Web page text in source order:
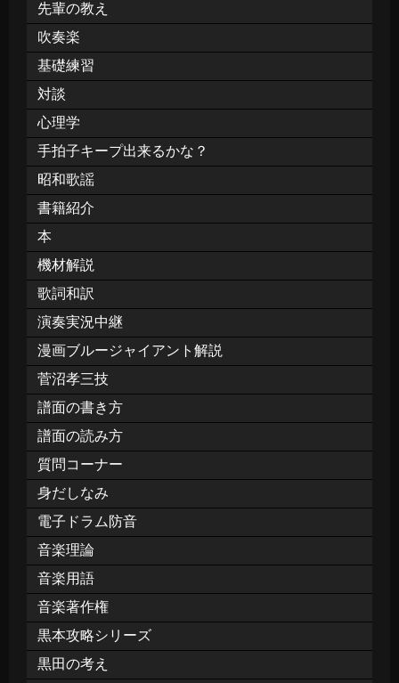
先輩の教え
吹奏楽
基礎練習
対談
心理学
手拍子キープ出来るかな？
昭和歌謡
書籍紹介
本
機材解説
歌詞和訳
演奏実況中継
漫画ブルージャイアント解説
菅沼孝三技
譜面の書き方
譜面の読み方
質問コーナー
身だしなみ
電子ドラム防音
音楽理論
音楽用語
音楽著作権
黒本攻略シリーズ
黒田の考え